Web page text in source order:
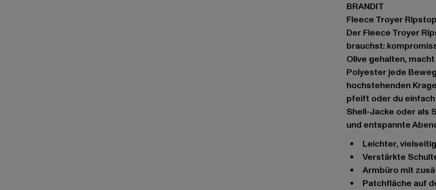
BRANDIT
Fleece Troyer Ripstop
Der Fleece Troyer
brauchst:
Olive gehalten,
Polyester jede
hochstehenden
pfeift oder du
Shell-Jacke oder als
und entspannte
Leichter,
Verstärkte
Armbüro mit
Patchfläche auf